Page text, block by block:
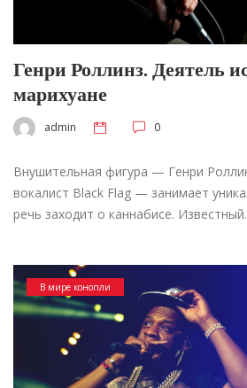
Генри Роллинз. Деятель
марихуане
admin 0
Внушительная фигура — Генри
вокалист Black Flag — занимает
речь заходит о каннабисе.
В мире конопли